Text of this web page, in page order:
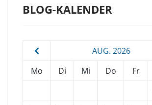
BLOG-KALENDER
AUG. 2026
Mo
Di Mi Do Fr